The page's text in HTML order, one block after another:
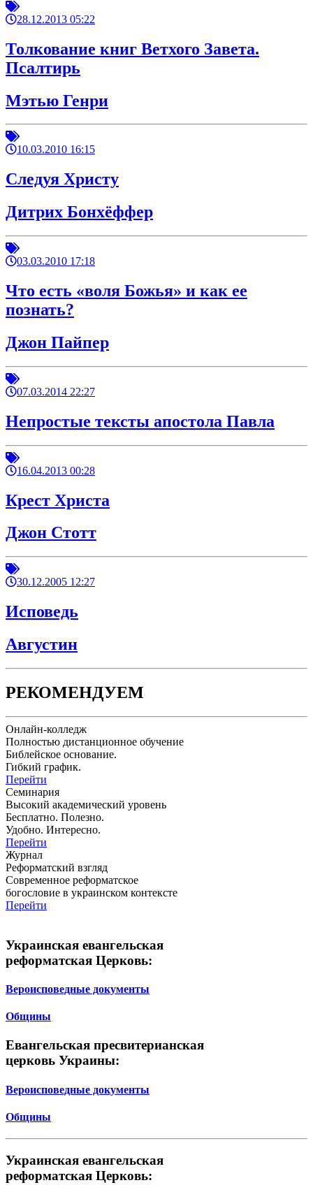
28.12.2013 05:22
Толкование книг Ветхого Завета.
Псалтирь
Мэтью Генри
10.03.2010 16:15
Следуя Христу
Дитрих Бонхёффер
03.03.2010 17:18
Что есть «воля Божья» и как ее
познать?
Джон Пайпер
07.03.2014 22:27
Непростые тексты апостола Павла
16.04.2013 00:28
Крест Христа
Джон Стотт
30.12.2005 12:27
Исповедь
Августин
РЕКОМЕНДУЕМ
Онлайн-колледж
Полностью дистанционное обучение
Библейское основание.
Гибкий график.
Перейти
Семинария
Высокий академический уровень
Бесплатно. Полезно.
Удобно. Интересно.
Перейти
Журнал
Реформатский взгляд
Современное реформатское
богословие в украинском контексте
Перейти
Украинская евангельская
реформатская Церковь:
Вероисповедные документы
Общины
Евангельская пресвитерианская
церковь Украины:
Вероисповедные документы
Общины
Украинская евангельская
реформатская Церковь: